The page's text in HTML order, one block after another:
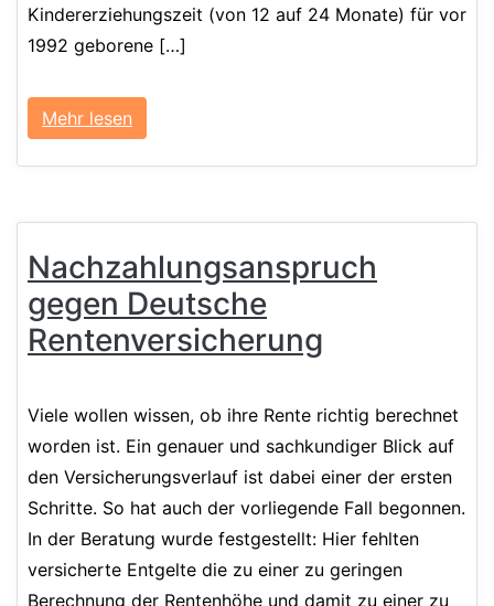
Kindererziehungszeit (von 12 auf 24 Monate) für vor
1992 geborene […]
Mehr lesen
Nachzahlungsanspruch
gegen Deutsche
Rentenversicherung
Viele wollen wissen, ob ihre Rente richtig berechnet
worden ist. Ein genauer und sachkundiger Blick auf
den Versicherungsverlauf ist dabei einer der ersten
Schritte. So hat auch der vorliegende Fall begonnen.
In der Beratung wurde festgestellt: Hier fehlten
versicherte Entgelte die zu einer zu geringen
Berechnung der Rentenhöhe und damit zu einer zu